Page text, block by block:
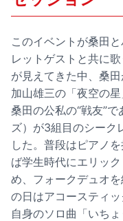
このイベントが桑田
レットゲストと共に
が見えてきた中、桑
加山雄三の「夜空の
桑田の公私の“戦友”
ズ）が3組目のシーク
した。普段はピアノ
ば学生時代にエリッ
め、フォークデュオ
の日はアコースティ
自身のソロ曲「いち